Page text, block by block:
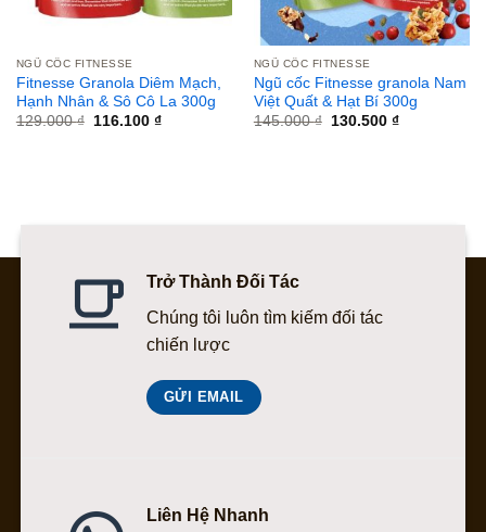
NGŨ CỐC FITNESSE
Fitnesse Granola Diêm Mạch,
Hạnh Nhân & Sô Cô La 300g
129.000₫
Giá
116.100 ₫Giá
NGŨ CỐC FITNESSE
Ngũ cốc Fitnesse granola Nam
Việt Quất & Hạt Bí 300g
145.000₫
Giá
130.500 ₫Giá
Trở Thành Đối Tác
Chúng tôi luôn tìm kiếm đối tác
chiến lược
GỬI EMAIL
Liên Hệ Nhanh